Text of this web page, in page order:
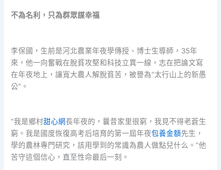
不為名利，只為群眾謀幸福
李保國，生前是河北農業年夜學傳授、博士生導師，35年
來，他一向奮戰在脫貧攻堅和科技立異一線，志在把論文寫
在年夜地上，讓寬大農人解脫貧苦，被譽為“太行山上的新愚
公”。
“我是鄉村甜心網長年夜的，曩昔家里很窮，我見不得老蒼生
窮。我是國度恢復高考后培育的第一屆年夜包養金額先生，
學的農林專門研究，該用學到的常識為農人做點兒什么。”他
苦守這個信心，直至性命最后一刻。